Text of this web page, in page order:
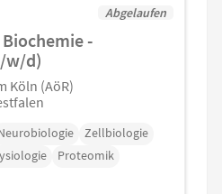
Abgelaufen
-
w/d)
Köln (AöR)
Zellbiologie
Proteomik